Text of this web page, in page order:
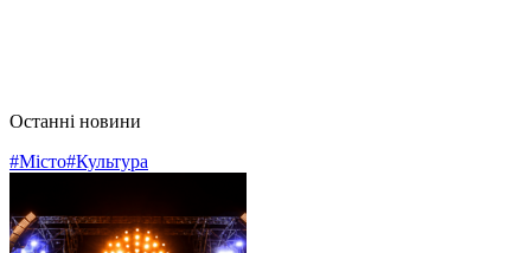
Останні новини
#Місто#Культура